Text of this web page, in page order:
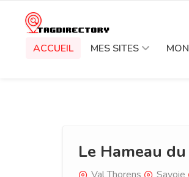
ACCUEIL MES SITES
Le Hameau